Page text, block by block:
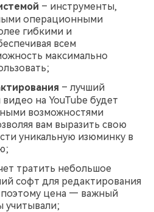
– инструменты,
операционными
гибкими и
всем
максимально
– лучший
на YouTube будет
возможностями
вам выразить свою
уникальную изюминку в
тратить небольшое
софт для редактирования
поэтому цена — важный
учитывали;